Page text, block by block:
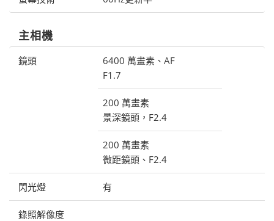
主相機
鏡頭
6400 萬畫素、AF
F1.7
200 萬畫素
景深鏡頭，F2.4
200 萬畫素
微距鏡頭、F2.4
閃光燈 有
錄照解像度